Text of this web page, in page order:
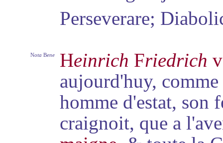
Perseverare;
Nota Bene Heinrich Friedrich v
aujourd'huy, comme
homme d'estat, son
craignoit, que a